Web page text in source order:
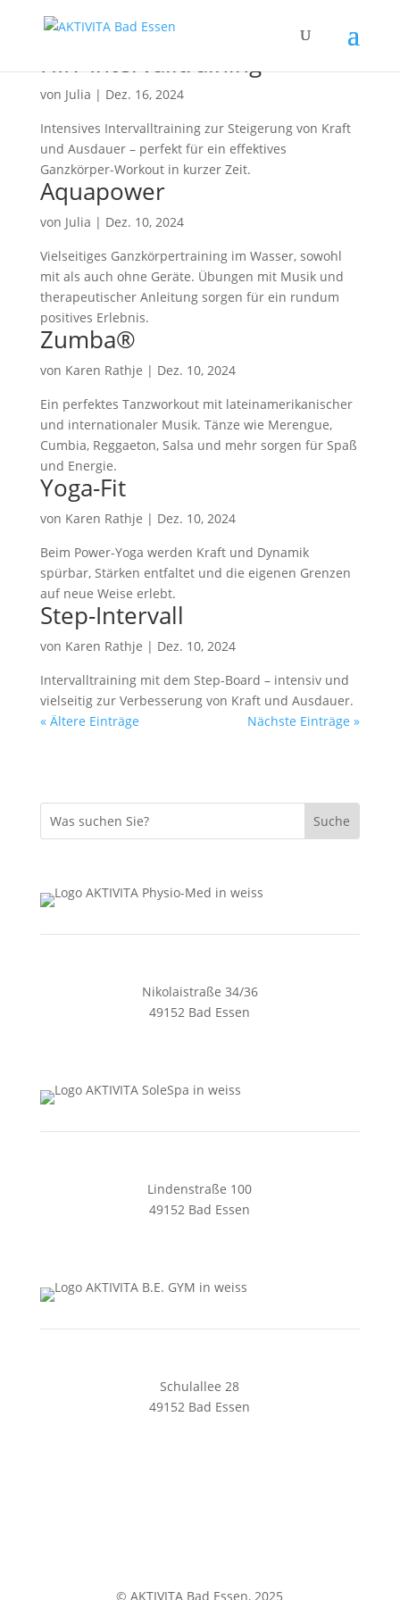
HIIT-Intervalltraining
von Julia | Dez. 16, 2024
Intensives Intervalltraining zur Steigerung von Kraft
und Ausdauer – perfekt für ein effektives
Ganzkörper-Workout in kurzer Zeit.
Aquapower
von Julia | Dez. 10, 2024
Vielseitiges Ganzkörpertraining im Wasser, sowohl
mit als auch ohne Geräte. Übungen mit Musik und
therapeutischer Anleitung sorgen für ein rundum
positives Erlebnis.
Zumba®
von Karen Rathje | Dez. 10, 2024
Ein perfektes Tanzworkout mit lateinamerikanischer
und internationaler Musik. Tänze wie Merengue,
Cumbia, Reggaeton, Salsa und mehr sorgen für Spaß
und Energie.
Yoga-Fit
von Karen Rathje | Dez. 10, 2024
Beim Power-Yoga werden Kraft und Dynamik
spürbar, Stärken entfaltet und die eigenen Grenzen
auf neue Weise erlebt.
Step-Intervall
von Karen Rathje | Dez. 10, 2024
Intervalltraining mit dem Step-Board – intensiv und
vielseitig zur Verbesserung von Kraft und Ausdauer.
« Ältere Einträge
Nächste Einträge »
Nikolaistraße 34/36
49152 Bad Essen
Lindenstraße 100
49152 Bad Essen
Schulallee 28
49152 Bad Essen
© AKTIVITA Bad Essen, 2025